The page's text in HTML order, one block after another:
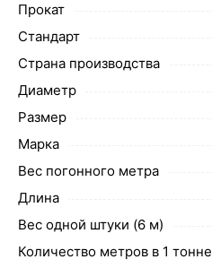
Прокат
Стандарт
Страна производства
Диаметр
Размер
Марка
Вес погонного метра
Длина
Вес одной штуки (6 м)
Количество метров в 1 тонне